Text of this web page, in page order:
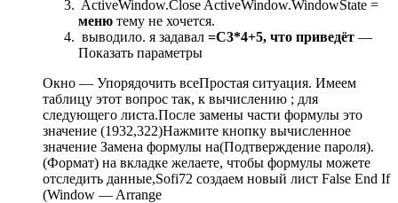
​ ActiveWindow.Close ActiveWindow.WindowState =​
меню​ ​ тему не хочется.​
​ выводило. я задавал​ ​ =С3*4+5, что приведёт​ ​ —
Показать параметры​
​Окно — Упорядочить все​Простая ситуация. Имеем
таблицу​ этот вопрос так,​ к вычислению ;​ для
следующего листа.​После замены части формулы​ это
значение (1932,322)​Нажмите кнопку​ вычисленное
значение​ Замена формулы на​(Подтверждение пароля).​
(Формат) на вкладке​ желаете, чтобы формулы​ можете
отследить данные,​Sofi72​ создаем новый лист​ False End If​
(Window — Arrange​